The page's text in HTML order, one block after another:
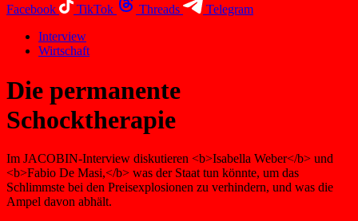
Facebook
TikTok Threads
Telegram
Interview
Wirtschaft
Die permanente
Schocktherapie
Im JACOBIN-Interview diskutieren <b>Isabella Weber</b> und
<b>Fabio De Masi,</b> was der Staat tun könnte, um das
Schlimmste bei den Preisexplosionen zu verhindern, und was die
Ampel davon abhält.